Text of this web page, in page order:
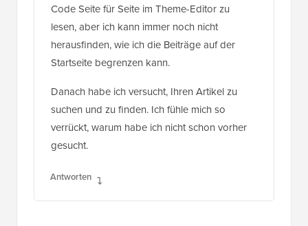
Code Seite für Seite im Theme-Editor zu
lesen, aber ich kann immer noch nicht
herausfinden, wie ich die Beiträge auf der
Startseite begrenzen kann.
Danach habe ich versucht, Ihren Artikel zu
suchen und zu finden. Ich fühle mich so
verrückt, warum habe ich nicht schon vorher
gesucht.
Antworten